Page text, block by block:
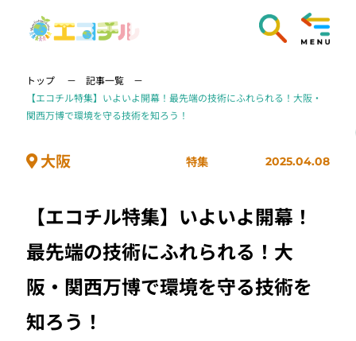
トップ
記事一覧
【エコチル特集】いよいよ開幕！最先端の技術にふれられる！大阪・
関西万博で環境を守る技術を知ろう！
大阪 特集 2025.04.08
【エコチル特集】いよいよ開幕！
最先端の技術にふれられる！大
阪・関西万博で環境を守る技術を
知ろう！